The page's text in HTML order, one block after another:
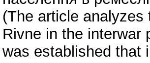
(The article
Rivne in the interwar
was established that